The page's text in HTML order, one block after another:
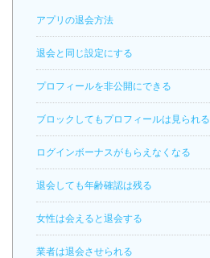
アプリの退会方法
退会と同じ設定にする
プロフィールを非公開にできる
ブロックしてもプロフィールは見られる
ログインボーナスがもらえなくなる
退会しても年齢確認は残る
女性は会えると退会する
業者は退会させられる